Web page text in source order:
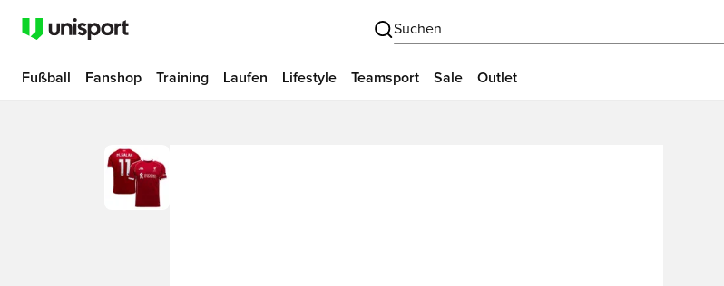
Suchen
Fußball Fanshop Training Laufen Lifestyle Teamsport Sale Outlet